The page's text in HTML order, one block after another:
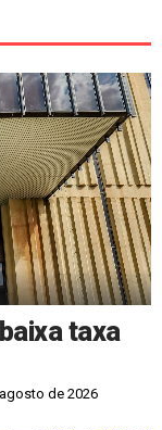
taxa
de 2026